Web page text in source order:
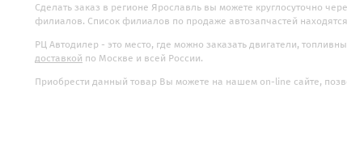
Сделать заказ в регионе Ярославль вы можете круглосуточно
филиалов. Список филиалов по продаже автозапчастей находятся
РЦ Автодилер - это место, где можно заказать двигатели,
доставкой по Москве и всей России.
Приобрести данный товар Вы можете на нашем on-line сайте,